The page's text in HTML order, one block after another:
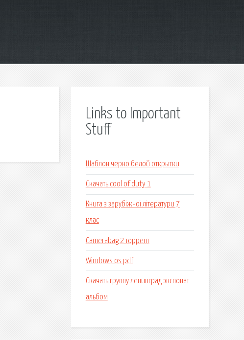
Links to Important
Stuff
Шаблон черно белой открытки
Скачать cool of duty 1
Книга з зарубіжної літератури 7
клас
Camerabag 2 торрент
Windows os pdf
Скачать группу ленинград экспонат
альбом